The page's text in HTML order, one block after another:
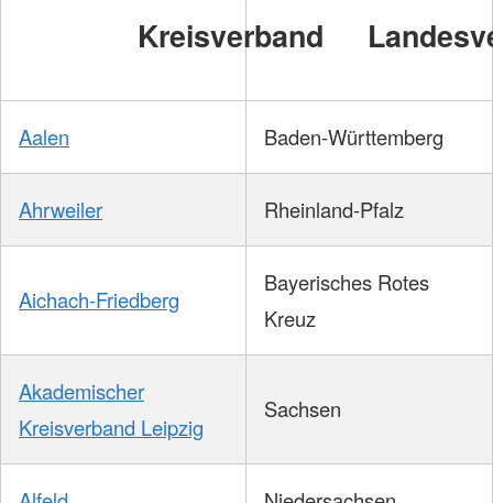
Kreisverband
Aalen Baden-Württemberg
Ahrweiler Rheinland-Pfalz
Aichach-Friedberg
Bayerisches Rotes
Kreuz
Akademischer
Kreisverband Leipzig
Sachsen